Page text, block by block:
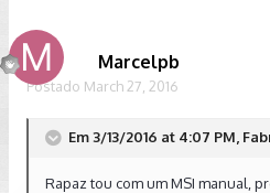
Marcelpb
Postado March 27, 2016
Em 3/13/2016 at 4:07 PM,
Rapaz tou com um MSI manual,